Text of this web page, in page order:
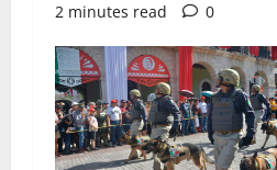
2 minutes read
0